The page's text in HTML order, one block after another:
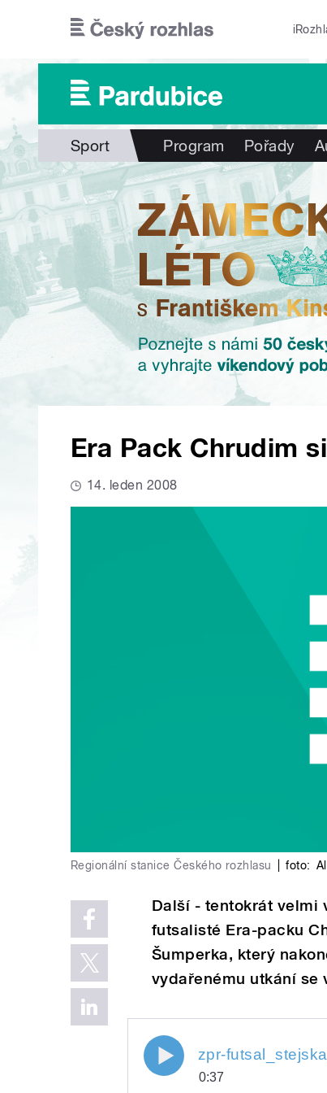
Sport Program Pořady
Era Pack Chrudim
14. leden 2008
Regionální stanice Českého rozhlasu foto:
Další - tentokrát velmi
futsalisté Era-packu
Šumperka, který
vydařenému utkání se
zpr-
0:37